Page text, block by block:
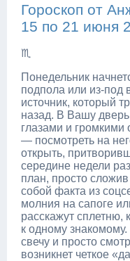
Гороскоп от
15 по 21 июня
♏
Понедельник
подпола или из-под
источник, который
назад. В Вашу дверь
глазами и
— посмотреть на
открыть,
середине недели
план, просто
собой факта из
молния на сапоге
расскажут сплетню,
к одному
свечу и просто
возникнет четкое